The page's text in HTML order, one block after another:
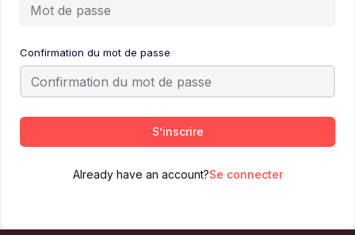
Confirmation du mot de passe
S’inscrire
Already have an account?Se connecter